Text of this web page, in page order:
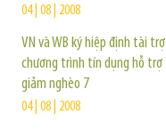
04 | 08 | 2008
VN và WB ký hiệp định tài trợ
chương trình tín dụng hỗ trợ
giảm nghèo 7
04 | 08 | 2008